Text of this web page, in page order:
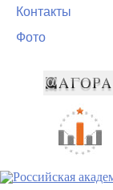
Контакты
Фото